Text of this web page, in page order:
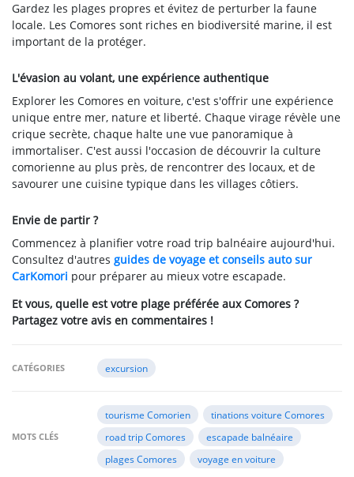
Gardez les plages propres et évitez de perturber la faune
locale. Les Comores sont riches en biodiversité marine, il est
important de la protéger.
L'évasion au volant, une expérience authentique
Explorer les Comores en voiture, c'est s'offrir une expérience
unique entre mer, nature et liberté. Chaque virage révèle une
crique secrète, chaque halte une vue panoramique à
immortaliser. C'est aussi l'occasion de découvrir la culture
comorienne au plus près, de rencontrer des locaux, et de
savourer une cuisine typique dans les villages côtiers.
Envie de partir ?
Commencez à planifier votre road trip balnéaire aujourd'hui.
Consultez d'autres guides de voyage et conseils auto sur
CarKomori pour préparer au mieux votre escapade.
Et vous, quelle est votre plage préférée aux Comores ?
Partagez votre avis en commentaires !
CATÉGORIES excursion
MOTS CLÉS
tourisme Comorien
tinations voiture Comores
road trip Comores
escapade balnéaire
plages Comores
voyage en voiture